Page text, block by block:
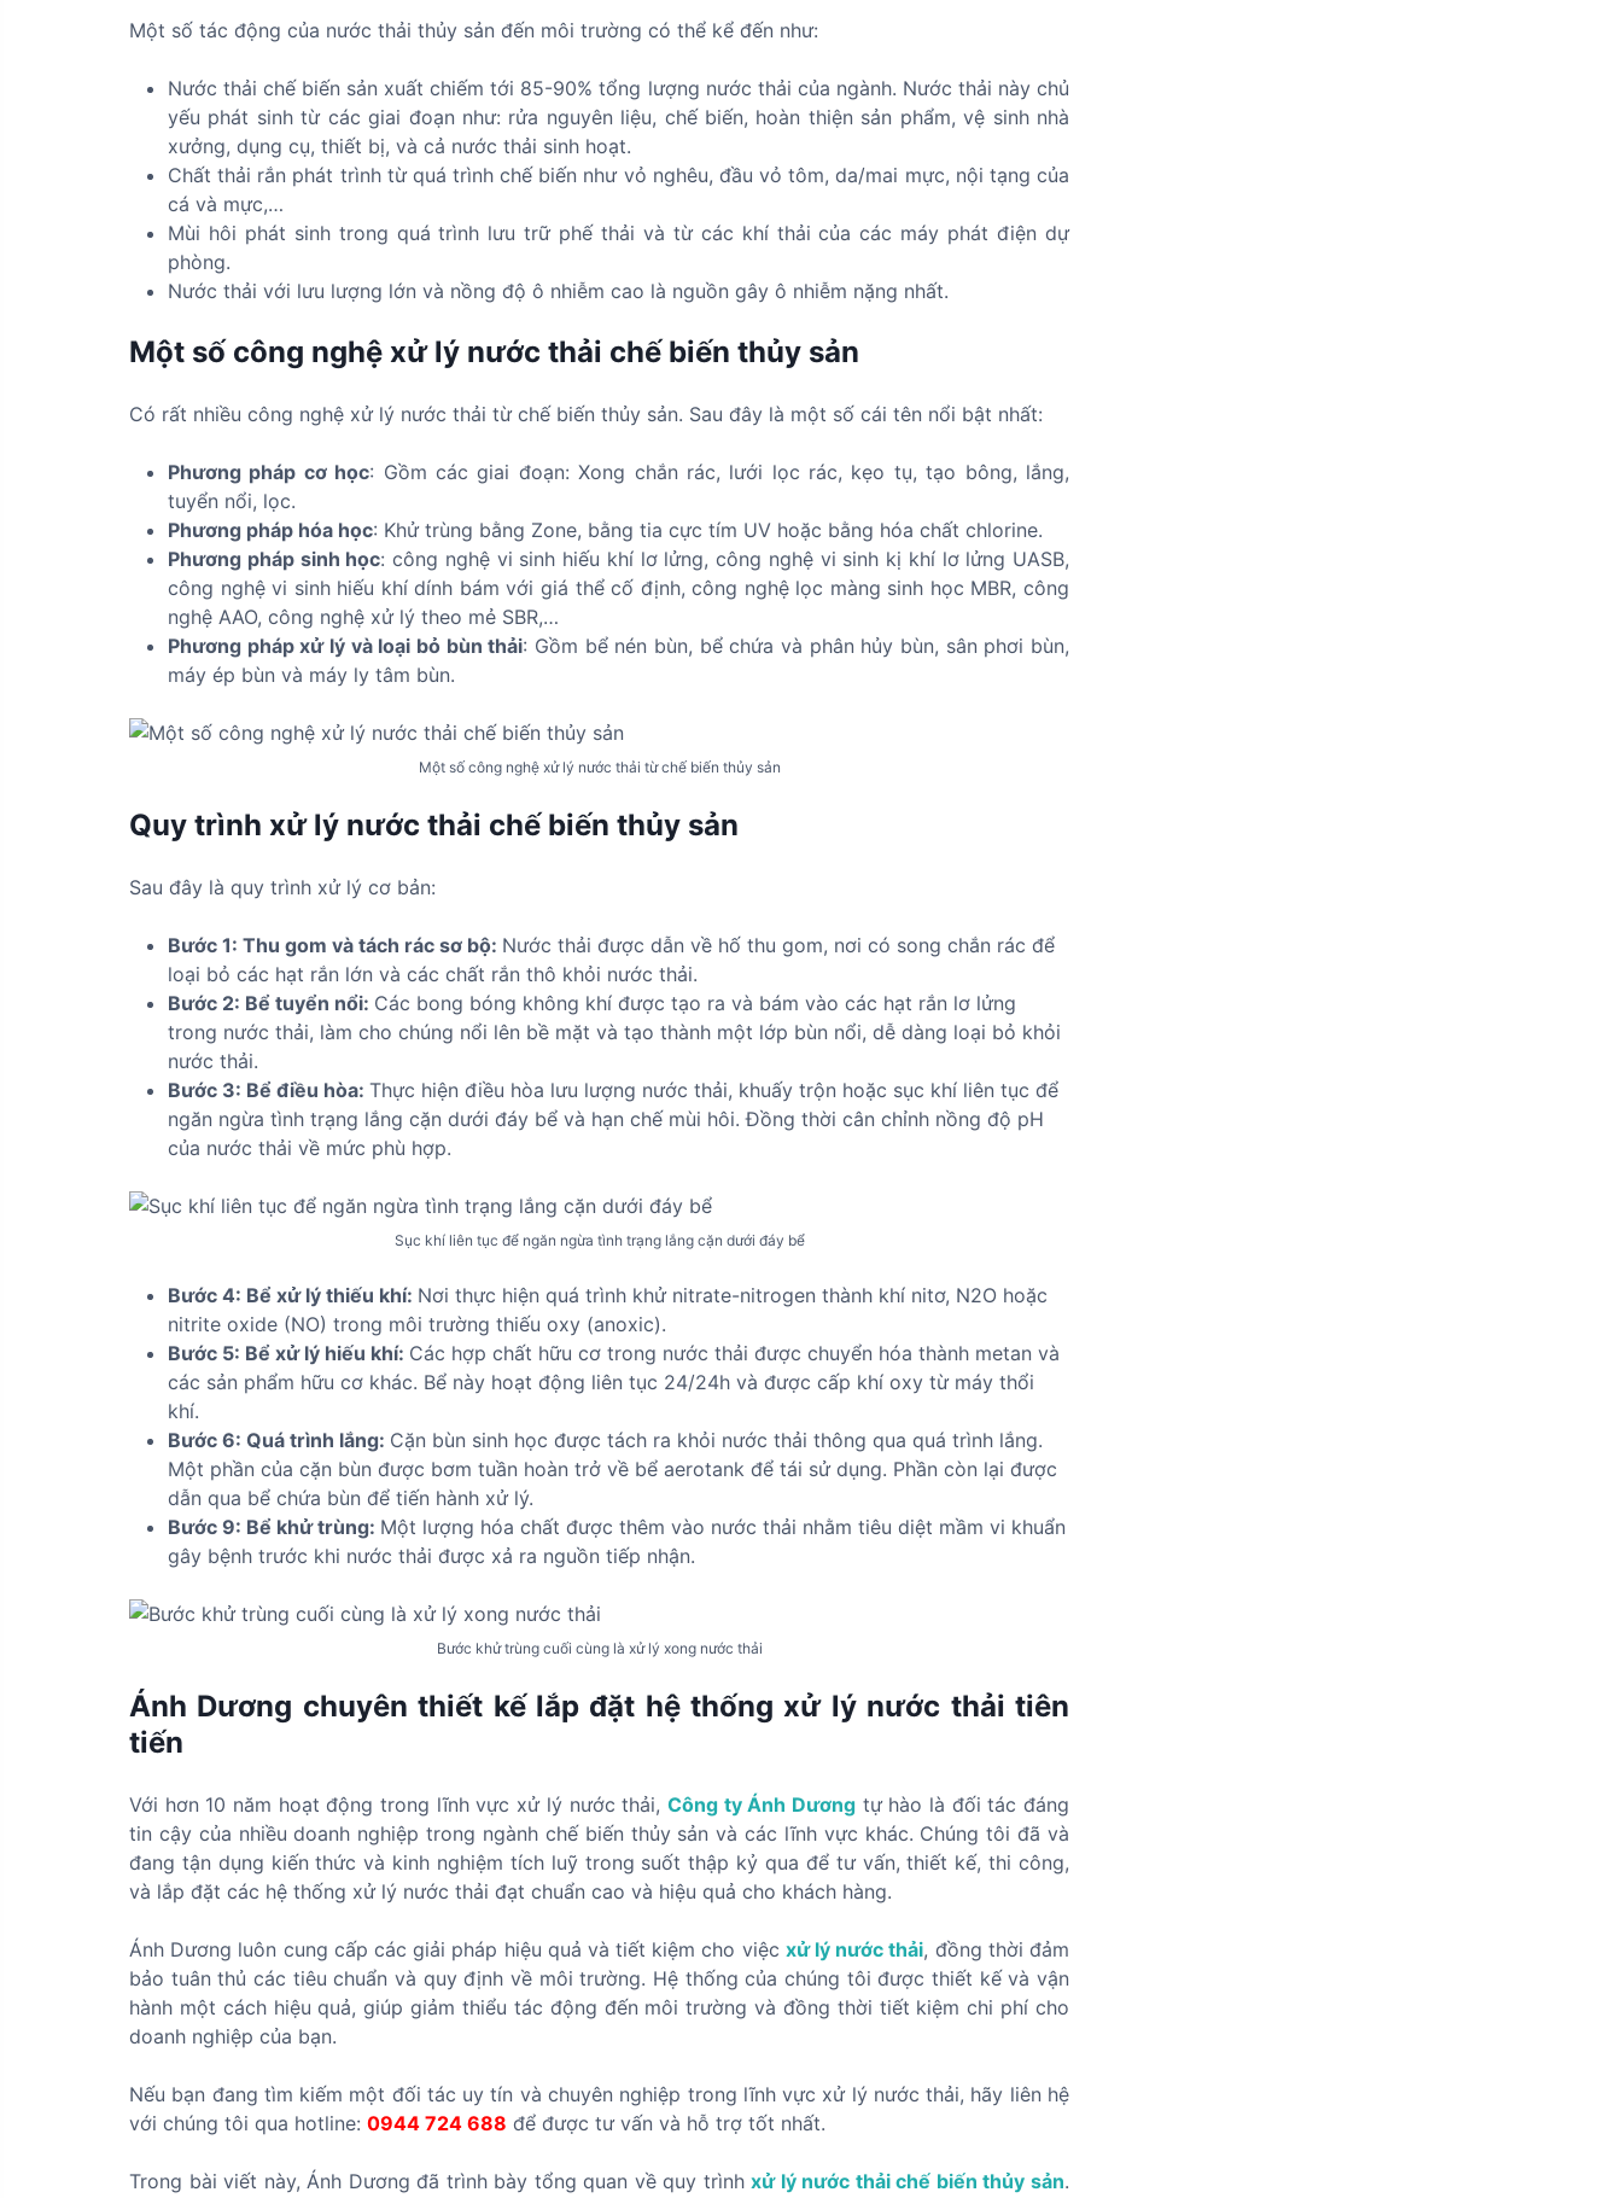
Một số tác động của nước thải thủy sản đến môi trường có thể kể đến như:
Nước thải chế biến sản xuất chiếm tới 85-90% tổng lượng nước thải của ngành. Nước thải này chủ
yếu phát sinh từ các giai đoạn như: rửa nguyên liệu, chế biến, hoàn thiện sản phẩm, vệ sinh nhà
xưởng, dụng cụ, thiết bị, và cả nước thải sinh hoạt.
Chất thải rắn phát trình từ quá trình chế biến như vỏ nghêu, đầu vỏ tôm, da/mai mực, nội tạng của
cá và mực,…
Mùi hôi phát sinh trong quá trình lưu trữ phế thải và từ các khí thải của các máy phát điện dự
phòng.
Nước thải với lưu lượng lớn và nồng độ ô nhiễm cao là nguồn gây ô nhiễm nặng nhất.
Một số công nghệ xử lý nước thải chế biến thủy sản
Có rất nhiều công nghệ xử lý nước thải từ chế biến thủy sản. Sau đây là một số cái tên nổi bật nhất:
Phương pháp cơ học: Gồm các giai đoạn: Xong chắn rác, lưới lọc rác, kẹo tụ, tạo bông, lắng,
tuyển nổi, lọc.
Phương pháp hóa học: Khử trùng bằng Zone, bằng tia cực tím UV hoặc bằng hóa chất chlorine.
Phương pháp sinh học: công nghệ vi sinh hiếu khí lơ lửng, công nghệ vi sinh kị khí lơ lửng UASB,
công nghệ vi sinh hiếu khí dính bám với giá thể cố định, công nghệ lọc màng sinh học MBR, công
nghệ AAO, công nghệ xử lý theo mẻ SBR,…
Phương pháp xử lý và loại bỏ bùn thải: Gồm bể nén bùn, bể chứa và phân hủy bùn, sân phơi bùn,
máy ép bùn và máy ly tâm bùn.
Một số công nghệ xử lý nước thải từ chế biến thủy sản
Quy trình xử lý nước thải chế biến thủy sản
Sau đây là quy trình xử lý cơ bản:
Bước 1: Thu gom và tách rác sơ bộ: Nước thải được dẫn về hố thu gom, nơi có song chắn rác để
loại bỏ các hạt rắn lớn và các chất rắn thô khỏi nước thải.
Bước 2: Bể tuyển nổi: Các bong bóng không khí được tạo ra và bám vào các hạt rắn lơ lửng
trong nước thải, làm cho chúng nổi lên bề mặt và tạo thành một lớp bùn nổi, dễ dàng loại bỏ khỏi
nước thải.
Bước 3: Bể điều hòa: Thực hiện điều hòa lưu lượng nước thải, khuấy trộn hoặc sục khí liên tục để
ngăn ngừa tình trạng lắng cặn dưới đáy bể và hạn chế mùi hôi. Đồng thời cân chỉnh nồng độ pH
của nước thải về mức phù hợp.
Sục khí liên tục để ngăn ngừa tình trạng lắng cặn dưới đáy bể
Bước 4: Bể xử lý thiếu khí: Nơi thực hiện quá trình khử nitrate-nitrogen thành khí nitơ, N2O hoặc
nitrite oxide (NO) trong môi trường thiếu oxy (anoxic).
Bước 5: Bể xử lý hiếu khí: Các hợp chất hữu cơ trong nước thải được chuyển hóa thành metan và
các sản phẩm hữu cơ khác. Bể này hoạt động liên tục 24/24h và được cấp khí oxy từ máy thổi
khí.
Bước 6: Quá trình lắng: Cặn bùn sinh học được tách ra khỏi nước thải thông qua quá trình lắng.
Một phần của cặn bùn được bơm tuần hoàn trở về bể aerotank để tái sử dụng. Phần còn lại được
dẫn qua bể chứa bùn để tiến hành xử lý.
Bước 9: Bể khử trùng: Một lượng hóa chất được thêm vào nước thải nhằm tiêu diệt mầm vi khuẩn
gây bệnh trước khi nước thải được xả ra nguồn tiếp nhận.
Bước khử trùng cuối cùng là xử lý xong nước thải
Ánh Dương chuyên thiết kế lắp đặt hệ thống xử lý nước thải tiên
tiến
Với hơn 10 năm hoạt động trong lĩnh vực xử lý nước thải, Công ty Ánh Dươngtự hào là đối tác đáng
tin cậy của nhiều doanh nghiệp trong ngành chế biến thủy sản và các lĩnh vực khác. Chúng tôi đã và
đang tận dụng kiến thức và kinh nghiệm tích luỹ trong suốt thập kỷ qua để tư vấn, thiết kế, thi công,
và lắp đặt các hệ thống xử lý nước thải đạt chuẩn cao và hiệu quả cho khách hàng.
Ánh Dương luôn cung cấp các giải pháp hiệu quả và tiết kiệm cho việc xử lý nước thải, đồng thời đảm
bảo tuân thủ các tiêu chuẩn và quy định về môi trường. Hệ thống của chúng tôi được thiết kế và vận
hành một cách hiệu quả, giúp giảm thiểu tác động đến môi trường và đồng thời tiết kiệm chi phí cho
doanh nghiệp của bạn.
Nếu bạn đang tìm kiếm một đối tác uy tín và chuyên nghiệp trong lĩnh vực xử lý nước thải, hãy liên hệ
với chúng tôi qua hotline: 0944 724 688 để được tư vấn và hỗ trợ tốt nhất.
Trong bài viết này, Ánh Dương đã trình bày tổng quan về quy trìnhxử lý nước thải chế biến thủy sản.